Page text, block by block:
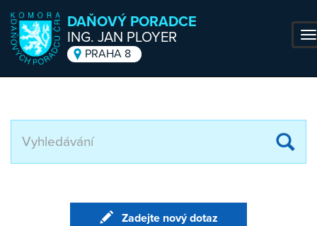
DAŇOVÝ PORADCE
ING. JAN PLOYER
PRAHA 8
Zadejte nový dotaz